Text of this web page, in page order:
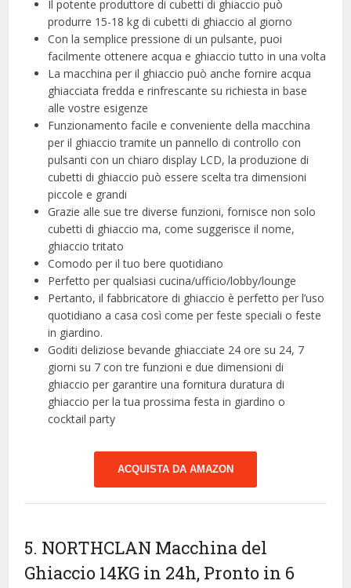
Il potente produttore di cubetti di ghiaccio può
produrre 15-18 kg di cubetti di ghiaccio al giorno
Con la semplice pressione di un pulsante, puoi
facilmente ottenere acqua e ghiaccio tutto in una volta
La macchina per il ghiaccio può anche fornire acqua
ghiacciata fredda e rinfrescante su richiesta in base
alle vostre esigenze
Funzionamento facile e conveniente della macchina
per il ghiaccio tramite un pannello di controllo con
pulsanti con un chiaro display LCD, la produzione di
cubetti di ghiaccio può essere scelta tra dimensioni
piccole e grandi
Grazie alle sue tre diverse funzioni, fornisce non solo
cubetti di ghiaccio ma, come suggerisce il nome,
ghiaccio tritato
Comodo per il tuo bere quotidiano
Perfetto per qualsiasi cucina/ufficio/lobby/lounge
Pertanto, il fabbricatore di ghiaccio è perfetto per l’uso
quotidiano a casa così come per feste speciali o feste
in giardino.
Goditi deliziose bevande ghiacciate 24 ore su 24, 7
giorni su 7 con tre funzioni e due dimensioni di
ghiaccio per garantire una fornitura duratura di
ghiaccio per la tua prossima festa in giardino o
cocktail party
ACQUISTA DA AMAZON
5. NORTHCLAN Macchina del
Ghiaccio 14KG in 24h, Pronto in 6